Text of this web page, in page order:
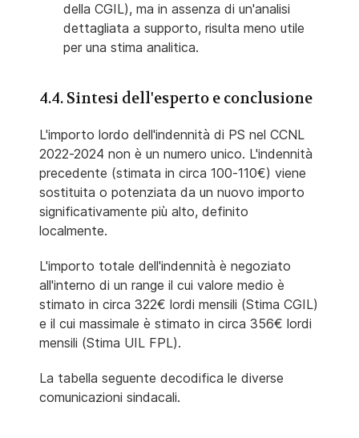
della CGIL), ma in assenza di un'analisi
dettagliata a supporto, risulta meno utile
per una stima analitica.
4.4. Sintesi dell'esperto e conclusione
L'importo lordo dell'indennità di PS nel CCNL
2022-2024 non è un numero unico. L'indennità
precedente (stimata in circa 100-110€) viene
sostituita o potenziata da un nuovo importo
significativamente più alto, definito
localmente.
L'importo totale dell'indennità è negoziato
all'interno di un range il cui valore medio è
stimato in circa 322€ lordi mensili (Stima CGIL)
e il cui massimale è stimato in circa 356€ lordi
mensili (Stima UIL FPL).
La tabella seguente decodifica le diverse
comunicazioni sindacali.